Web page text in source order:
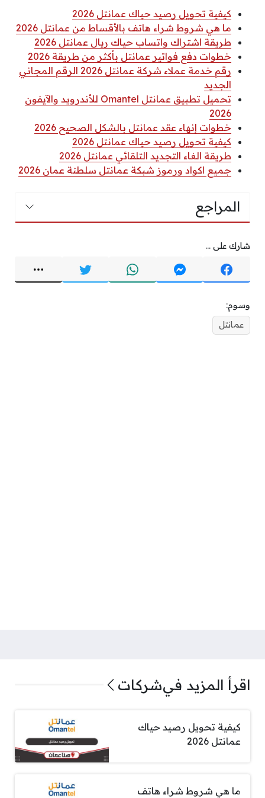
كيفية تحويل رصيد حياك عمانتل 2026
ما هي شروط شراء هاتف بالأقساط من عمانتل 2026
طريقة اشتراك واتساب حياك ريال عمانتل 2026
خطوات دفع فواتير عمانتل بأكثر من طريقة 2026
رقم خدمة عملاء شركة عمانتل 2026 الرقم المجاني
الجديد
تحميل تطبيق عمانتل Omantel للأندرويد والآيفون
2026
خطوات إنهاء عقد عمانتل بالشكل الصحيح 2026
كيفية تحويل رصيد حياك عمانتل 2026
طريقة الغاء التجديد التلقائي عمانتل 2026
جميع اكواد ورموز شبكة عمانتل سلطنة عمان 2026
المراجع
شارك على ...
وسوم:
عمانتل
اقرأ المزيد فيشركات
كيفية تحويل رصيد حياك
عمانتل 2026
ما هي شروط شراء هاتف